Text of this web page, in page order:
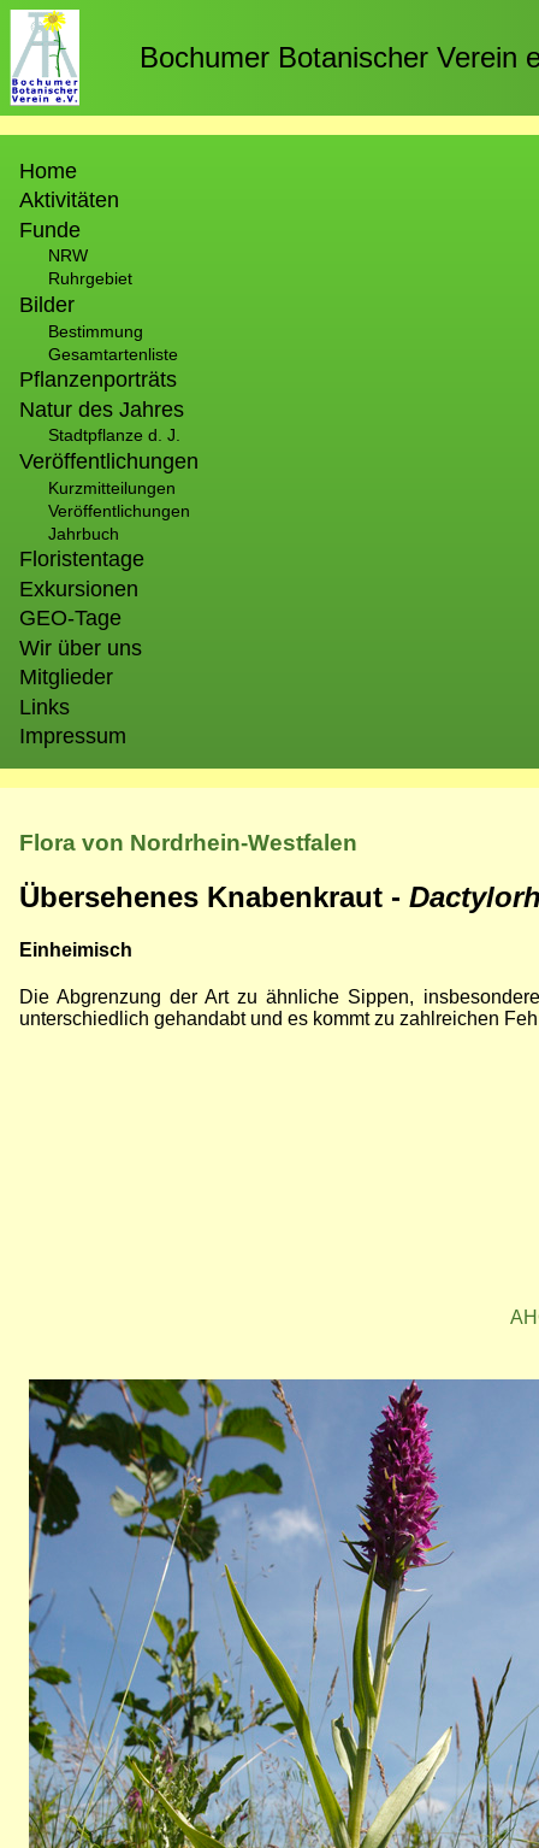
Direkt
zum
Inhalt
Bochumer Botanischer Verein
Home
Aktivitäten
Funde
NRW
Ruhrgebiet
Bilder
Bestimmung
Gesamtartenliste
Pflanzenporträts
Natur des Jahres
Stadtpflanze d. J.
Veröffentlichungen
Kurzmitteilungen
Veröffentlichungen
Jahrbuch
Floristentage
Exkursionen
GEO-Tage
Wir über uns
Mitglieder
Links
Impressum
Flora von Nordrhein-Westfalen
Übersehenes Knabenkraut -
Einheimisch
Die Abgrenzung der Art zu ähnliche Sippen,
unterschiedlich gehandabt und es kommt zu zahlreichen
Bild